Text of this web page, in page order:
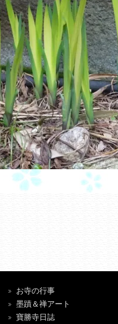
お寺の行事
墨蹟＆禅アート
寶勝寺日誌